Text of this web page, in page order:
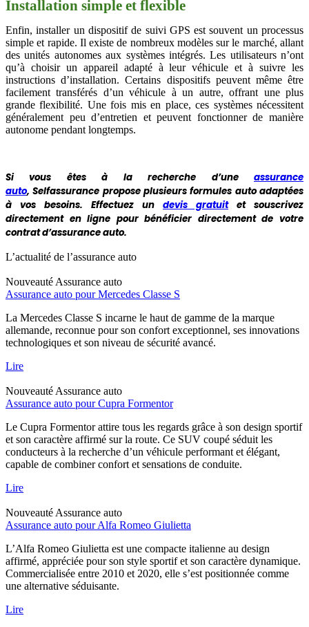
Installation simple et flexible
Enfin, installer un dispositif de suivi GPS est souvent un processus
simple et rapide. Il existe de nombreux modèles sur le marché, allant
des unités autonomes aux systèmes intégrés. Les utilisateurs n’ont
qu’à choisir un appareil adapté à leur véhicule et à suivre les
instructions d’installation. Certains dispositifs peuvent même être
facilement transférés d’un véhicule à un autre, offrant une plus
grande flexibilité. Une fois mis en place, ces systèmes nécessitent
généralement peu d’entretien et peuvent fonctionner de manière
autonome pendant longtemps.
Si vous êtes à la recherche d’une assurance
auto, Selfassurance propose plusieurs formules auto adaptées
à vos besoins. Effectuez un devis gratuitet souscrivez
directement en ligne pour bénéficier directement de votre
contrat d’assurance auto.
L’actualité de l’assurance auto
Nouveauté Assurance auto
Assurance auto pour Mercedes Classe S
La Mercedes Classe S incarne le haut de gamme de la marque
allemande, reconnue pour son confort exceptionnel, ses innovations
technologiques et son niveau de sécurité avancé.
Lire
Nouveauté Assurance auto
Assurance auto pour Cupra Formentor
Le Cupra Formentor attire tous les regards grâce à son design sportif
et son caractère affirmé sur la route. Ce SUV coupé séduit les
conducteurs à la recherche d’un véhicule performant et élégant,
capable de combiner confort et sensations de conduite.
Lire
Nouveauté Assurance auto
Assurance auto pour Alfa Romeo Giulietta
L’Alfa Romeo Giulietta est une compacte italienne au design
affirmé, appréciée pour son style sportif et son caractère dynamique.
Commercialisée entre 2010 et 2020, elle s’est positionnée comme
une alternative séduisante.
Lire